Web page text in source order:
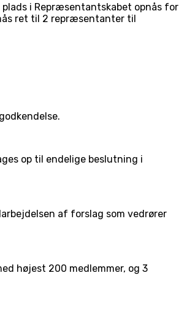
i Repræsentantskabet opnås for
ret til 2 repræsentanter til
op til endelige beslutning i
af forslag som vedrører
højest 200 medlemmer, og 3